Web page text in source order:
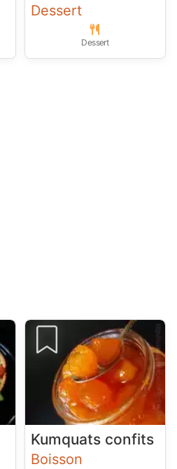
Dessert
Dessert
Kumquats confits
Boisson